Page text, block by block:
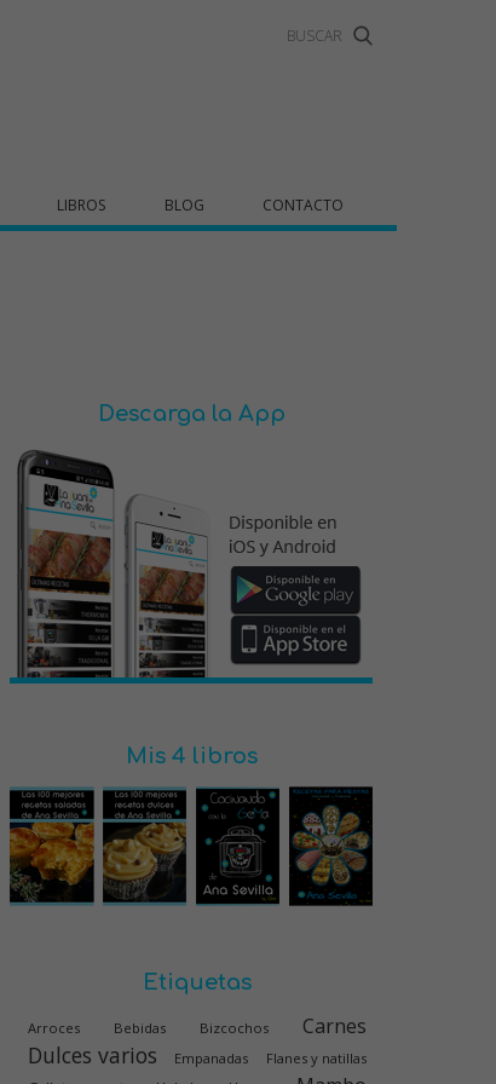
LIBROS BLOG CONTACTO
Descarga la App
Mis 4 libros
Etiquetas
Arroces Bebidas Bizcochos Carnes
Dulces varios Empanadas
Flanes y natillas